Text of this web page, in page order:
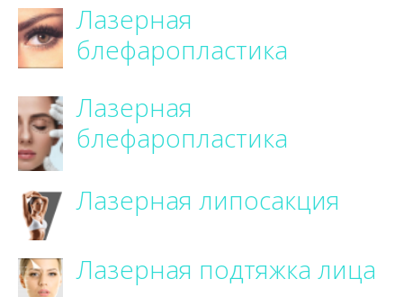
Лазерная
блефаропластика
Лазерная
блефаропластика
Лазерная липосакция
Лазерная подтяжка лица